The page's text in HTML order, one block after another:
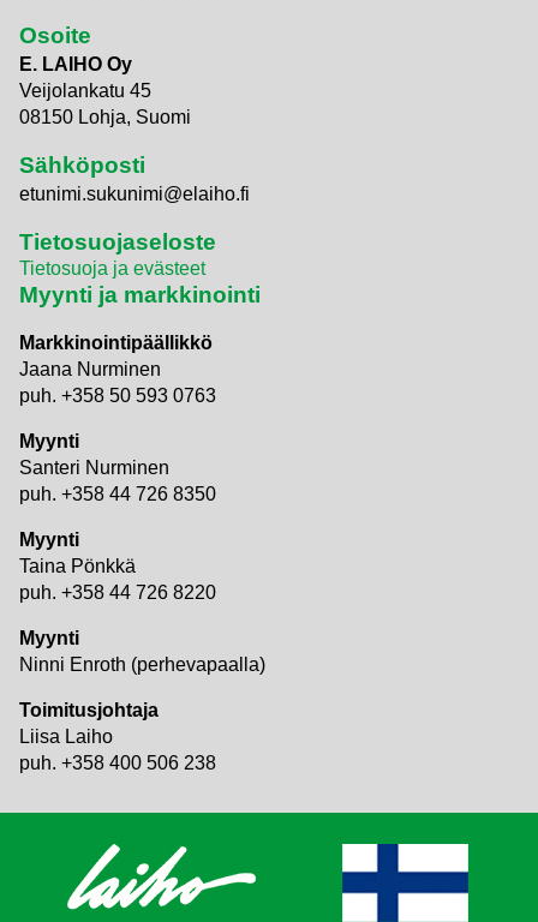
Osoite
E. LAIHO Oy
Veijolankatu 45
08150 Lohja, Suomi
Sähköposti
etunimi.sukunimi@elaiho.fi
Tietosuojaseloste
Tietosuoja ja evästeet
Myynti ja markkinointi
Markkinointipäällikkö
Jaana Nurminen
puh. +358 50 593 0763
Myynti
Santeri Nurminen
puh. +358 44 726 8350
Myynti
Taina Pönkkä
puh. +358 44 726 8220
Myynti
Ninni Enroth (perhevapaalla)
Toimitusjohtaja
Liisa Laiho
puh. +358 400 506 238